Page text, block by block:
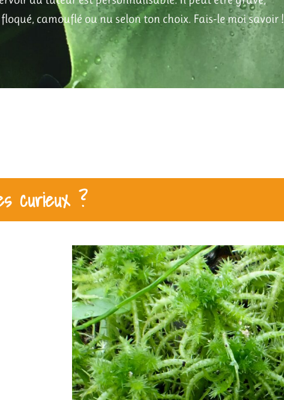
camouflé ou nu selon ton choix. Fais-le moi savoir !
curieux ?